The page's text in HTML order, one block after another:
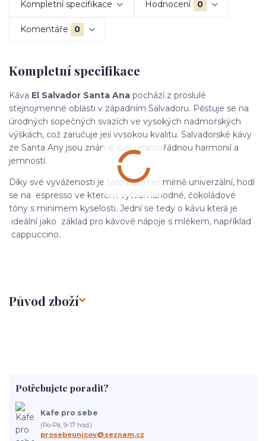
Kompletní specifikace Hodnocení 0
Komentáře 0
Kompletní specifikace
Káva El Salvador Santa Ana pochází z proslulé
stejnojmenné oblasti v západním Salvadoru. Pěstuje se na
úrodných sopečných svazích ve vysokých nadmořských
výškách, což zaručuje její vysokou kvalitu. Salvadorské kávy
ze Santa Any jsou známé svou mimořádnou harmonií a
jemností.
Díky své vyváženosti je tato káva nesmírně univerzální, hodí
se na espresso ve kterém vytváří lahodné, čokoládové
tóny s minimem kyselosti. Jední se tedy o kávu která je
ideální jako základ pro kávové nápoje s mlékem, například
cappuccino.
Původ zboží
Potřebujete poradit?
Kafe pro sebe
(Po-Pá, 9-17 hod.)
prosebeunicov@seznam.cz